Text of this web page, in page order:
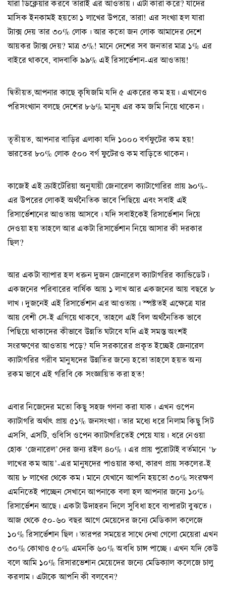
যারা ডিক্লেয়ার করবে তারাই এর আওতায়। এটা কারা করে? যাদের
মাসিক ইনকামই হয়তো ১ লাখের উপরে, তারা! এর সংখ্যা হল যারা
ট্যাক্স দেয় তার ৩০% লোক। আর কতো জন লোক আমাদের দেশে
আয়কর ট্যাক্স দেয়? মাত্র ৩%! মানে দেশের সব জনতার মাত্র ১% এর
বাইরে থাকবে, বাদবাকি ৯৯% এই রিসার্ভেশান-এর আওতায়!
দ্বিতীয়ত,আপনার কাছে কৃষিজমি যদি ৫ একরের কম হয়। এখানেও
পরিসংখ্যান বলছে দেশের ৮৬% মানুষ এর কম জমি নিয়ে থাকেন।
তৃতীয়ত, আপনার বাড়ির এলাকা যদি ১০০০ বর্গফুটের কম হয়!
ভারতের ৮০% লোক ৫০০ বর্গ ফুটেরও কম বাড়িতে থাকেন।
কাজেই এই ক্রাইটেরিয়া অনুযায়ী জেনারেল ক্যাটাগোরির প্রায় ৯০%-
এর উপরের লোকই অর্থনৈতিক ভাবে পিছিয়ে এবং সবাই এই
রিসার্ভেশানের আওতায় আসবে। যদি সবাইকেই রিসার্ভেশান দিয়ে
দেওয়া হয় তাহলে আর একটা রিসার্ভেশান নিয়ে আসার কী দরকার
ছিল?
আর একটা ব্যাপার হল ধরুন দুজন জেনারেল ক্যাটাগরির ক্যান্ডিডেট।
একজনের পরিবারের বার্ষিক আয় ১ লাখ আর একজনের আয় বছরে ৮
লাখ। দুজনেই এই রিসার্ভেশান এর আওতায়। স্পষ্টতই এক্ষেত্রে যার
আয় বেশী সে-ই এগিয়ে থাকবে, তাহলে এই বিল অর্থনৈতিক ভাবে
পিছিয়ে থাকাদের কীভাবে উন্নতি ঘটাবে যদি এই সমস্ত অংশই
সংরক্ষণের আওতায় পড়ে? যদি সরকারের প্রকৃত ইচ্ছেই জেনারেল
ক্যাটাগরির গরীব মানুষদের উন্নতির জন্যে হতো তাহলে হয়ত অন্য
রকম ভাবে এই গরিবি কে সংজ্ঞায়িত করা হত!
এবার নিজেদের মতো কিছু সহজ গণনা করা যাক। এখন ওপেন
ক্যাটাগরি অর্থাৎ প্রায় ৫১% জনসংখ্যা। তার মধ্যে ধরে নিলাম কিছু সিট
এসসি, এসটি, ওবিসি ওপেন ক্যাটাগরিতেই পেয়ে যায়। ধরে নেওয়া
হোক ‘জেনারেল’দের জন্য রইল ৪০%। এর প্রায় পুরোটাই বর্তমানে ‘৮
লাখের কম আয়’-এর মানুষদের পাওয়ার কথা, কারণ প্রায় সকলের-ই
আয় ৮ লাখের থেকে কম। মানে যেখানে আপনি হয়তো ৩০% সংরক্ষণ
এমনিতেই পাচ্ছেন সেখানে আপনাকে বলা হল আপনার জন্যে ১০%
রিসার্ভেশন আছে। একটা উদাহরন দিলে সুবিধা হবে ব্যপারটা বুঝতে।
আজ থেকে ৫০-৬০ বছর আগে মেয়েদের জন্যে মেডিকাল কলেজে
১০% রিসার্ভেশান ছিল। তারপর সময়ের সাথে দেখা গেলো মেয়েরা এখন
৩০% কোথাও ৫০% এমনকি ৬০% অবধি চান্স পাচ্ছে। এখন যদি কেউ
বলে আমি ১০% রিসারভেশান মেয়েদের জন্যে মেডিক্যাল কলেজে চালু
করলাম। এটাকে আপনি কী বলবেন?